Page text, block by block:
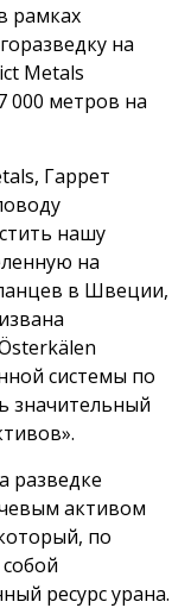
рамках
на
Metals
000 метров на
Гаррет
нашу
на
в Швеции,
системы по
значительный
разведке
активом
по
ресурс урана.